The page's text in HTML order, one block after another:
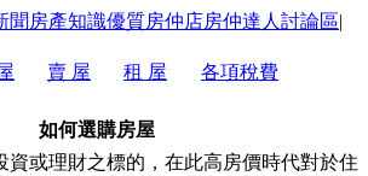
聞 房產知識優質房仲店房仲達人 討論區|
賣 屋 租 屋
各項稅費
如何選購房屋
資或理財之標的，在此高房價時代對於住